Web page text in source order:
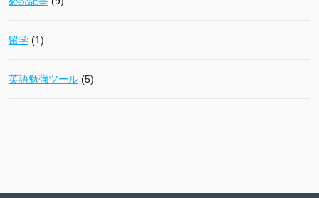
留学 (1)
英語勉強ツール (5)